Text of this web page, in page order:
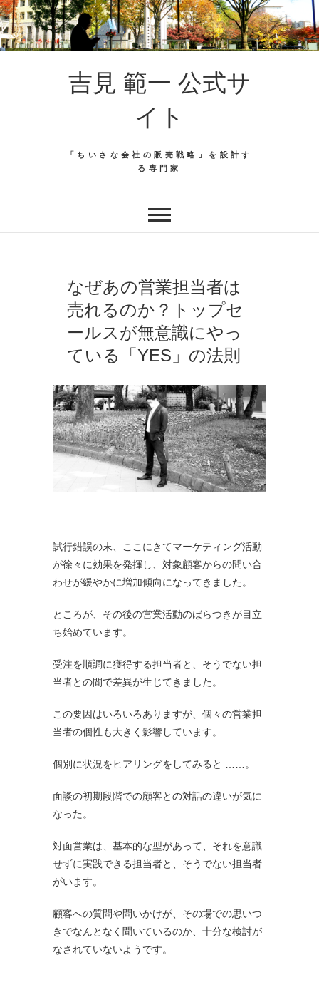
吉見 範一 公式サ
イト
「ちいさな会社の販売戦略」を設計す
る専門家
なぜあの営業担当者は
売れるのか？トップセ
ールスが無意識にやっ
ている「YES」の法則
試行錯誤の末、ここにきてマーケティング活動
が徐々に効果を発揮し、対象顧客からの問い合
わせが緩やかに増加傾向になってきました。
ところが、その後の営業活動のばらつきが目立
ち始めています。
受注を順調に獲得する担当者と、そうでない担
当者との間で差異が生じてきました。
この要因はいろいろありますが、個々の営業担
当者の個性も大きく影響しています。
個別に状況をヒアリングをしてみると ……。
面談の初期段階での顧客との対話の違いが気に
なった。
対面営業は、基本的な型があって、それを意識
せずに実践できる担当者と、そうでない担当者
がいます。
顧客への質問や問いかけが、その場での思いつ
きでなんとなく聞いているのか、十分な検討が
なされていないようです。